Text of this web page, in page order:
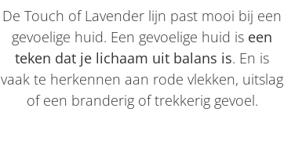
De Touch of Lavender lijn past mooi bij een
gevoelige huid. Een gevoelige huid is een
teken dat je lichaam uit balans is. En is
vaak te herkennen aan rode vlekken, uitslag
of een branderig of trekkerig gevoel.